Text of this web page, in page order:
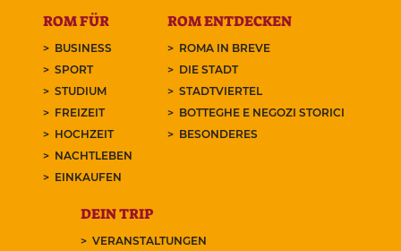
ROM FÜR
BUSINESS
SPORT
STUDIUM
FREIZEIT
HOCHZEIT
NACHTLEBEN
EINKAUFEN
ROM ENTDECKEN
ROMA IN BREVE
DIE STADT
STADTVIERTEL
BOTTEGHE E NEGOZI STORICI
BESONDERES
DEIN TRIP
VERANSTALTUNGEN